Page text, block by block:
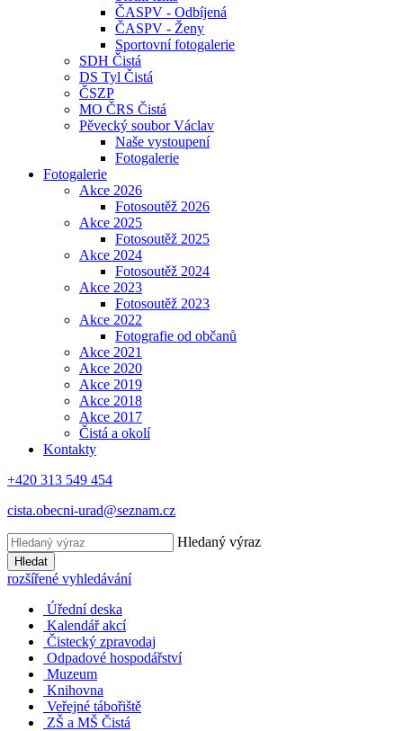
ČASPV - Odbíjená
ČASPV - Ženy
Sportovní fotogalerie
SDH Čistá
DS Tyl Čistá
ČSZP
MO ČRS Čistá
Pěvecký soubor Václav
Naše vystoupení
Fotogalerie
Fotogalerie
Akce 2026
Fotosoutěž 2026
Akce 2025
Fotosoutěž 2025
Akce 2024
Fotosoutěž 2024
Akce 2023
Fotosoutěž 2023
Akce 2022
Fotografie od občanů
Akce 2021
Akce 2020
Akce 2019
Akce 2018
Akce 2017
Čistá a okolí
Kontakty
+420 313 549 454
cista.obecni-urad@seznam.cz
Hledaný výraz
Hledat
rozšířené vyhledávání
Úřední deska
Kalendář akcí
Čistecký zpravodaj
Odpadové hospodářství
Muzeum
Knihovna
Veřejné tábořiště
ZŠ a MŠ Čistá